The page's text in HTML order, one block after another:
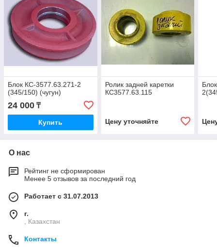
Блок КС-3577.63.271-2
(345/150) (чугун)
24 000 ₸
Купить
Ролик задней каретки
КС3577.63.115
Цену уточняйте
О нас
Рейтинг не сформирован
Менее 5 отзывов за последний год
Работает с 31.07.2013
г.
, Казахстан
Контакты